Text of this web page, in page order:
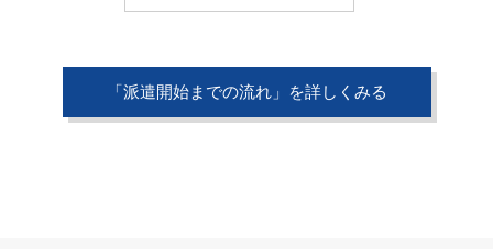
「派遣開始までの流れ」を詳しくみる